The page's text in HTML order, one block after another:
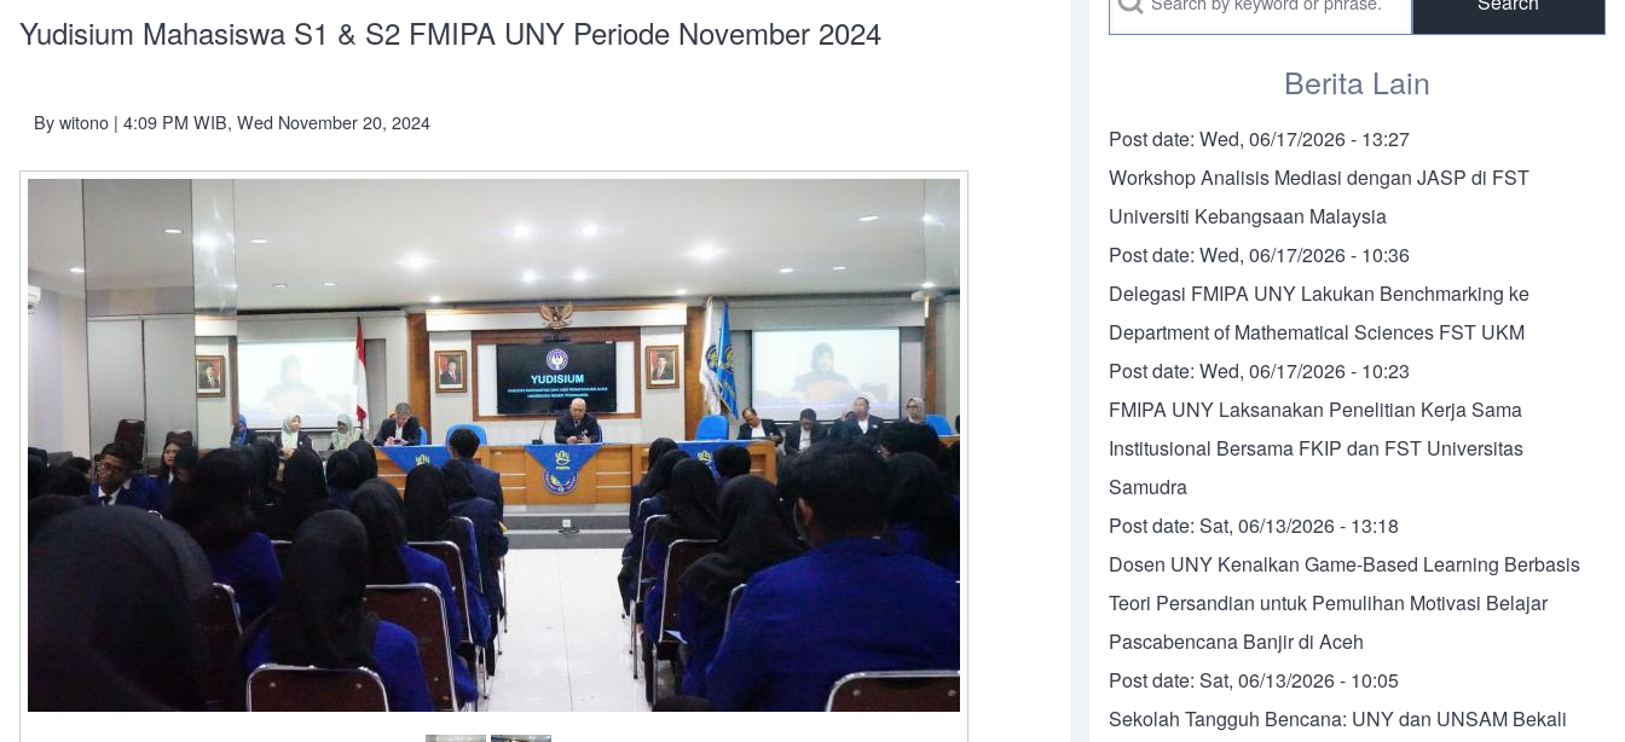
Yudisium Mahasiswa S1 & S2 FMIPA UNY Periode November 2024
Bywitono | 4:09 PM WIB, Wed November 20, 2024
Berita Lain
Post date:Wed, 06/17/2026 - 13:27
Workshop Analisis Mediasi dengan JASP di FST
Universiti Kebangsaan Malaysia
Post date:Wed, 06/17/2026 - 10:36
Delegasi FMIPA UNY Lakukan Benchmarking ke
Department of Mathematical Sciences FST UKM
Post date:Wed, 06/17/2026 - 10:23
FMIPA UNY Laksanakan Penelitian Kerja Sama
Institusional Bersama FKIP dan FST Universitas
Samudra
Post date:Sat, 06/13/2026 - 13:18
Dosen UNY Kenalkan Game-Based Learning Berbasis
Teori Persandian untuk Pemulihan Motivasi Belajar
Pascabencana Banjir di Aceh
Post date:Sat, 06/13/2026 - 10:05
Sekolah Tangguh Bencana: UNY dan UNSAM Bekali